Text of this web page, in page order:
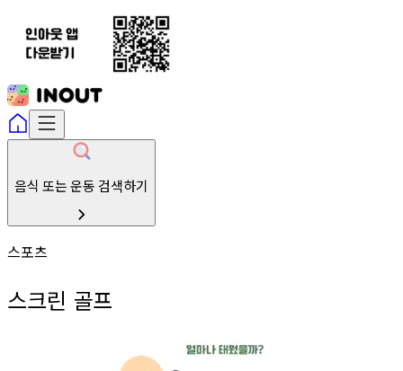
음식 또는 운동 검색하기
스포츠
스크린 골프